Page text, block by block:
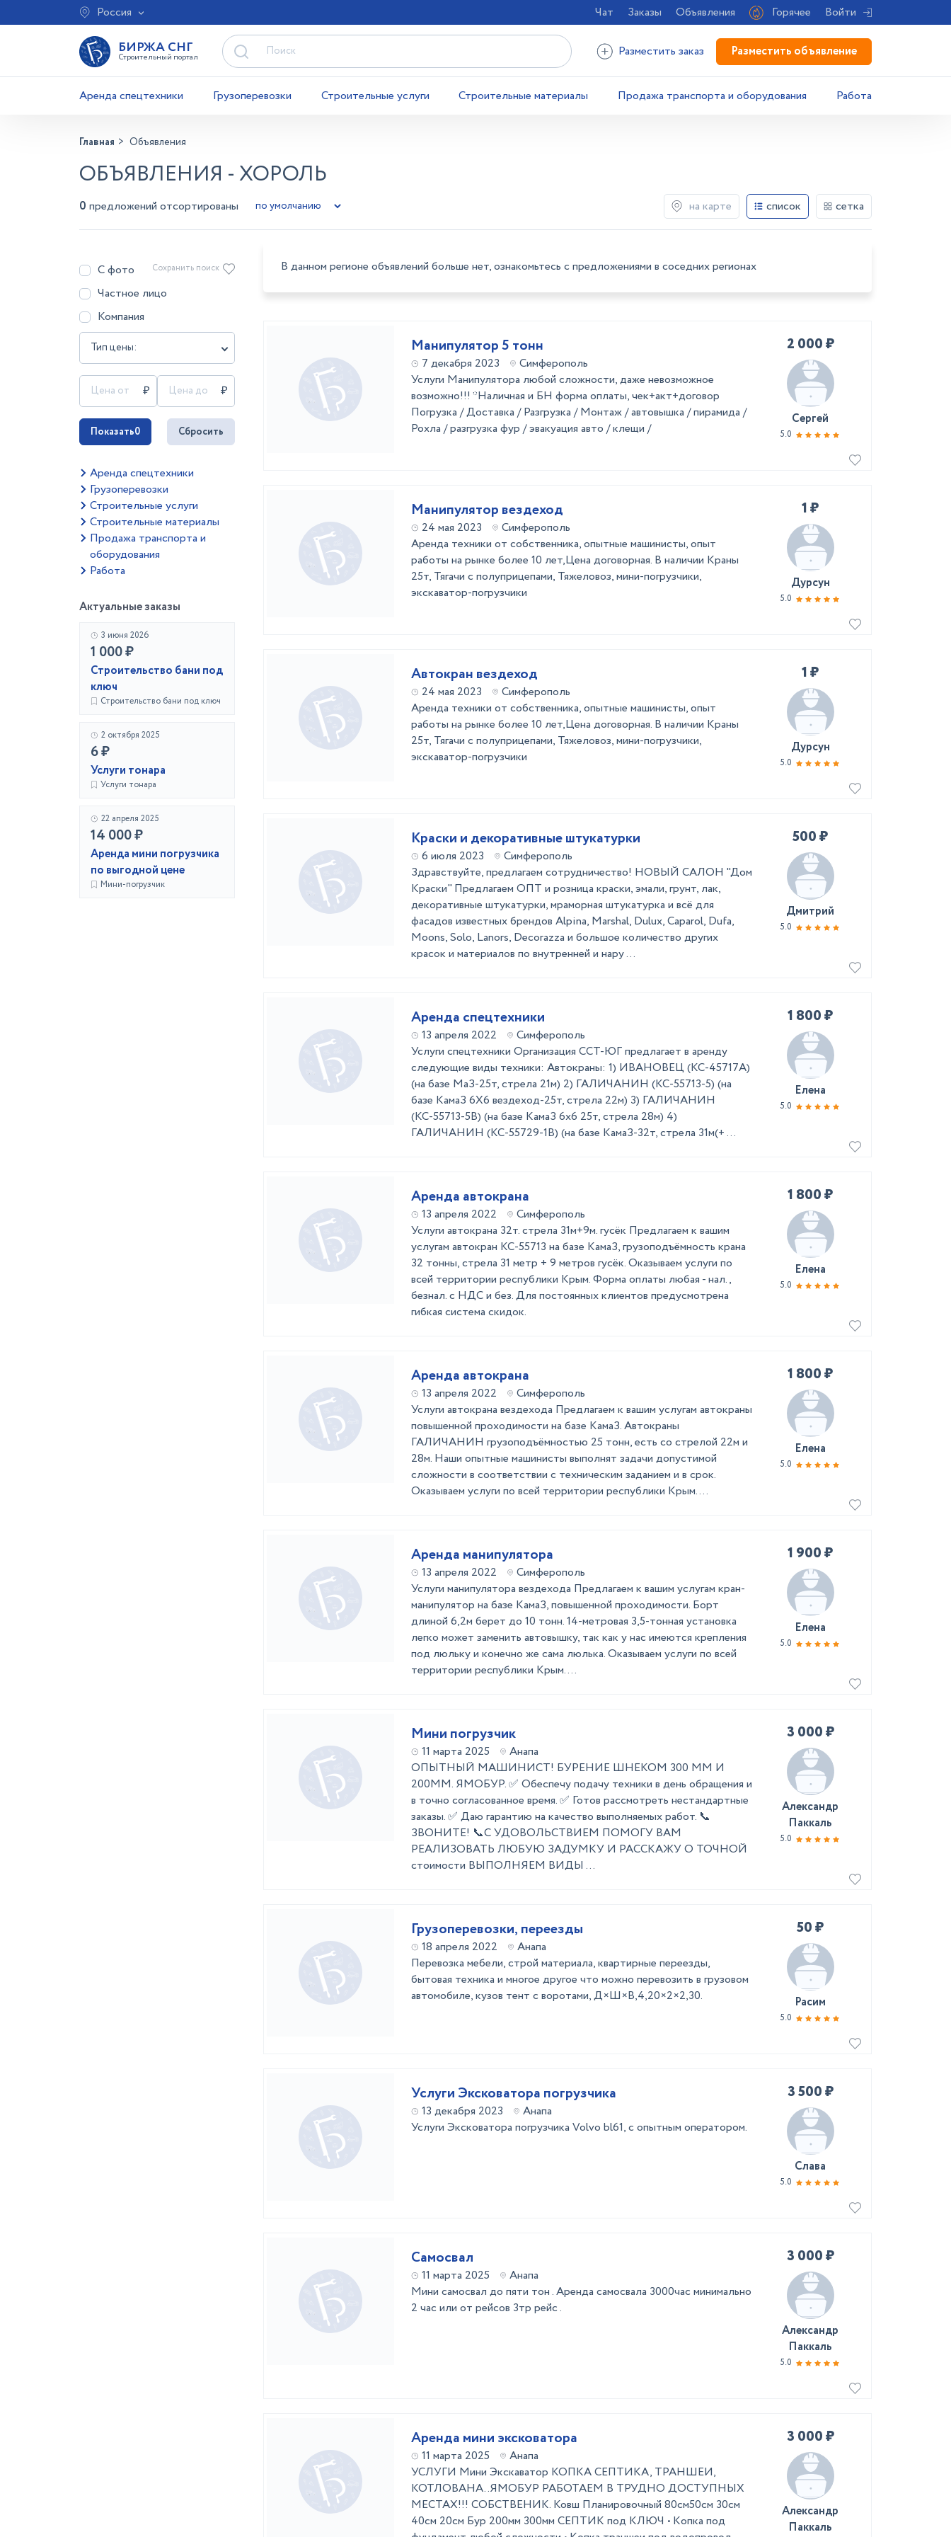
Россия Чат Заказы Объявления Горячее Войти
БИРЖА СНГ
Строительный портал Разместить заказ Разместить объявление
Аренда спецтехники Грузоперевозки Строительные услуги Строительные материалы Продажа транспорта и оборудования Работа
Главная Объявления
ОБЪЯВЛЕНИЯ - ХОРОЛЬ
0 предложений отсортированы на карте список сетка
С фото
Частное лицо
Компания
Тип цены:
Сохранить поиск
Показать0 Сбросить
Аренда спецтехники
Грузоперевозки
Строительные услуги
Строительные материалы
Продажа транспорта и
оборудования
Работа
Актуальные заказы
3 июня 2026
1 000 ₽
Строительство бани под
ключ
Строительство бани под ключ
2 октября 2025
6 ₽
Услуги тонара
Услуги тонара
22 апреля 2025
14 000 ₽
Аренда мини погрузчика
по выгодной цене
Мини-погрузчик
В данном регионе объявлений больше нет, ознакомьтесь с предложениями в соседних регионах
Манипулятор 5 тонн
7 декабря 2023
Симферополь
Услуги Манипулятора любой сложности, даже невозможное
возможно!!! *Наличная и БН форма оплаты, чек+акт+договор
Погрузка / Доставка / Разгрузка / Монтаж / автовышка / пирамида /
Рохла / разгрузка фур / эвакуация авто / клещи /
2 000 ₽
Сергей
5.0
Манипулятор вездеход
24 мая 2023
Симферополь
Аренда техники от собственника, опытные машинисты, опыт
работы на рынке более 10 лет,Цена договорная. В наличии Краны
25т, Тягачи с полуприцепами, Тяжеловоз, мини-погрузчики,
экскаватор-погрузчики
1 ₽
Дурсун
5.0
Автокран вездеход
24 мая 2023
Симферополь
Аренда техники от собственника, опытные машинисты, опыт
работы на рынке более 10 лет,Цена договорная. В наличии Краны
25т, Тягачи с полуприцепами, Тяжеловоз, мини-погрузчики,
экскаватор-погрузчики
1 ₽
Дурсун
5.0
Краски и декоративные штукатурки
6 июля 2023
Симферополь
Здравствуйте, предлагаем сотрудничество! НОВЫЙ САЛОН "Дом
Краски" Предлагаем ОПТ и розница краски, эмали, грунт, лак,
декоративные штукатурки, мраморная штукатурка и всё для
фасадов известных брендов Alpina, Marshal, Dulux, Caparol, Dufa,
Moons, Solo, Lanors, Decorazza и большое количество других
красок и материалов по внутренней и нару ...
500 ₽
Дмитрий
5.0
Аренда спецтехники
13 апреля 2022
Симферополь
Услуги спецтехники Организация ССТ-ЮГ предлагает в аренду
следующие виды техники: Автокраны: 1) ИВАНОВЕЦ (КС-45717А)
(на базе МаЗ-25т, стрела 21м) 2) ГАЛИЧАНИН (КС-55713-5) (на
базе КамаЗ 6Х6 вездеход-25т, стрела 22м) 3) ГАЛИЧАНИН
(КС-55713-5В) (на базе КамаЗ 6х6 25т, стрела 28м) 4)
ГАЛИЧАНИН (КС-55729-1В) (на базе КамаЗ-32т, стрела 31м(+ ...
1 800 ₽
Елена
5.0
Аренда автокрана
13 апреля 2022
Симферополь
Услуги автокрана 32т. стрела 31м+9м. гусёк Предлагаем к вашим
услугам автокран КС-55713 на базе КамаЗ, грузоподъёмность крана
32 тонны, стрела 31 метр + 9 метров гусёк. Оказываем услуги по
всей территории республики Крым. Форма оплаты любая - нал.,
безнал. с НДС и без. Для постоянных клиентов предусмотрена
гибкая система скидок.
1 800 ₽
Елена
5.0
Аренда автокрана
13 апреля 2022
Симферополь
Услуги автокрана вездехода Предлагаем к вашим услугам автокраны
повышенной проходимости на базе КамаЗ. Автокраны
ГАЛИЧАНИН грузоподъёмностью 25 тонн, есть со стрелой 22м и
28м. Наши опытные машинисты выполнят задачи допустимой
сложности в соответствии с техническим заданием и в срок.
Оказываем услуги по всей территории республики Крым. ...
1 800 ₽
Елена
5.0
Аренда манипулятора
13 апреля 2022
Симферополь
Услуги манипулятора вездехода Предлагаем к вашим услугам кран-
манипулятор на базе КамаЗ, повышенной проходимости. Борт
длиной 6,2м берет до 10 тонн. 14-метровая 3,5-тонная установка
легко может заменить автовышку, так как у нас имеются крепления
под люльку и конечно же сама люлька. Оказываем услуги по всей
территории республики Крым. ...
1 900 ₽
Елена
5.0
Мини погрузчик
11 марта 2025
Анапа
ОПЫТНЫЙ МАШИНИСТ! БУРЕНИЕ ШНЕКОМ 300 ММ И
200ММ. ЯМОБУР. ✅ Обеспечу подачу техники в день обращения и
в точно согласованное время. ✅ Готов рассмотреть нестандартные
заказы. ✅ Даю гарантию на качество выполняемых работ. 📞
ЗВОНИТЕ! 📞С УДОВОЛЬСТВИЕМ ПОМОГУ ВАМ
РЕАЛИЗОВАТЬ ЛЮБУЮ ЗАДУМКУ И РАССКАЖУ О ТОЧНОЙ
стоимости ВЫПОЛНЯЕМ ВИДЫ ...
3 000 ₽
Александр
Паккаль
5.0
Грузоперевозки, переезды
18 апреля 2022
Анапа
Перевозка мебели, строй материала, квартирные переезды,
бытовая техника и многое другое что можно перевозить в грузовом
автомобиле, кузов тент с воротами, Д×Ш×В,4,20×2×2,30.
50 ₽
Расим
5.0
Услуги Эксковатора погрузчика
13 декабря 2023
Анапа
Услуги Эксковатора погрузчика Volvo bl61, с опытным оператором.
3 500 ₽
Слава
5.0
Самосвал
11 марта 2025
Анапа
Мини самосвал до пяти тон . Аренда самосвала 3000час минимально
2 час или от рейсов 3тр рейс .
3 000 ₽
Александр
Паккаль
5.0
Аренда мини эксковатора
11 марта 2025
Анапа
УСЛУГИ Мини Экскаватор КОПКА СЕПТИКА, ТРАНШЕИ,
КОТЛОВАНА. . ​ ЯМОБУР РАБОТАЕМ В ТРУДНО ДОСТУПНЫХ
МЕСТАХ!!! СОБСТВЕНИК. Ковш Планировочный 80см ​50см 30см
40см 20см Бур 200мм 300мм СЕПТИК под КЛЮЧ • Kопка под
3 000 ₽
Александр
Паккаль